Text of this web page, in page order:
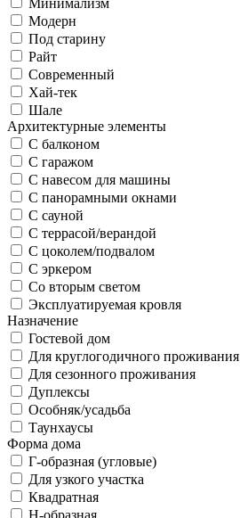
Минимализм
Модерн
Под старину
Райт
Современный
Хай-тек
Шале
Архитектурные элементы
С балконом
С гаражом
С навесом для машины
С панорамными окнами
С сауной
С террасой/верандой
С цоколем/подвалом
С эркером
Со вторым светом
Эксплуатируемая кровля
Назначение
Гостевой дом
Для круглогодичного проживания
Для сезонного проживания
Дуплексы
Особняк/усадьба
Таунхаусы
Форма дома
Г-образная (угловые)
Для узкого участка
Квадратная